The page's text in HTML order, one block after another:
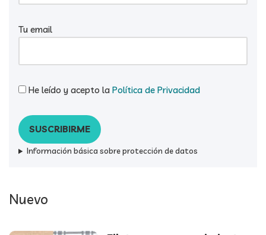
Tu email
He leído y acepto la Política de Privacidad
Información básica sobre protección de datos
Nuevo